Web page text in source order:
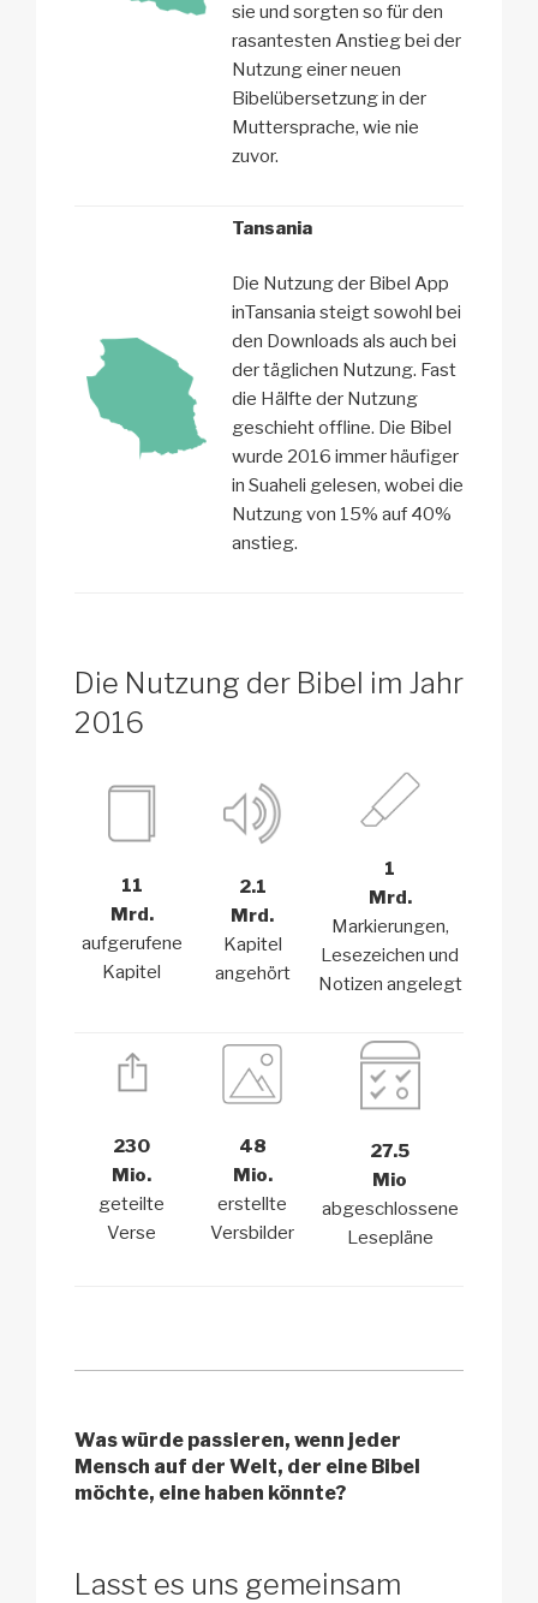
sie und sorgten so für den
rasantesten Anstieg bei der
Nutzung einer neuen
Bibelübersetzung in der
Muttersprache, wie nie
zuvor.
Tansania
Die Nutzung der Bibel App
inTansania steigt sowohl bei
den Downloads als auch bei
der täglichen Nutzung. Fast
die Hälfte der Nutzung
geschieht offline. Die Bibel
wurde 2016 immer häufiger
in Suaheli gelesen, wobei die
Nutzung von 15% auf 40%
anstieg.
Die Nutzung der Bibel im Jahr
2016
11
Mrd.
aufgerufene
Kapitel
2.1
Mrd.
Kapitel
angehört
1
Mrd.
Markierungen,
Lesezeichen und
Notizen angelegt
230
Mio.
geteilte
Verse
48
Mio.
erstellte
Versbilder
27.5
Mio
abgeschlossene
Lesepläne
Was würde passieren, wenn jeder
Mensch auf der Welt, der eine Bibel
möchte, eine haben könnte?
Lasst es uns gemeinsam